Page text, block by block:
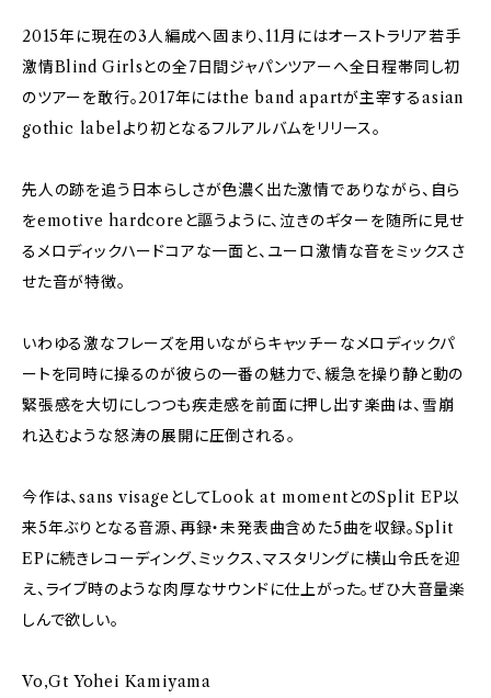
2015年に現在の3人編成へ固まり、11月にはオーストラリア若手
激情Blind Girlsとの全7日間ジャパンツアーへ全日程帯同し初
のツアーを敢行。2017年にはthe band apartが主宰するasian
gothic labelより初となるフルアルバムをリリース。
先人の跡を追う日本らしさが色濃く出た激情でありながら、自ら
をemotive hardcoreと謳うように、泣きのギターを随所に見せ
るメロディックハードコアな一面と、ユーロ激情な音をミックスさ
せた音が特徴。
いわゆる激なフレーズを用いながらキャッチーなメロディックパ
ートを同時に操るのが彼らの一番の魅力で、緩急を操り静と動の
緊張感を大切にしつつも疾走感を前面に押し出す楽曲は、雪崩
れ込むような怒涛の展開に圧倒される。
今作は、sans visageとしてLook at momentとのSplit EP以
来5年ぶりとなる音源、再録・未発表曲含めた5曲を収録。Split
EPに続きレコーディング、ミックス、マスタリングに横山令氏を迎
え、ライブ時のような肉厚なサウンドに仕上がった。ぜひ大音量楽
しんで欲しい。
Vo,Gt Yohei Kamiyama